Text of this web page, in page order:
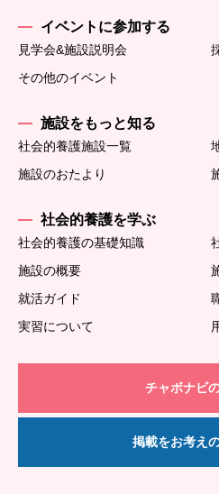
イベントに参加する
見学会&施設説明会
その他のイベント
施設をもっと知る
社会的養護施設一覧
施設のおたより
社会的養護を学ぶ
社会的養護の基礎知識
施設の概要
就活ガイド
実習について
チャボナビ
掲載をお考え